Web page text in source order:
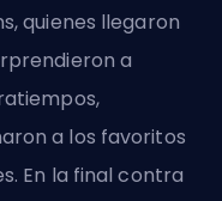
quienes llegaron
a
a los favoritos
En la final contra